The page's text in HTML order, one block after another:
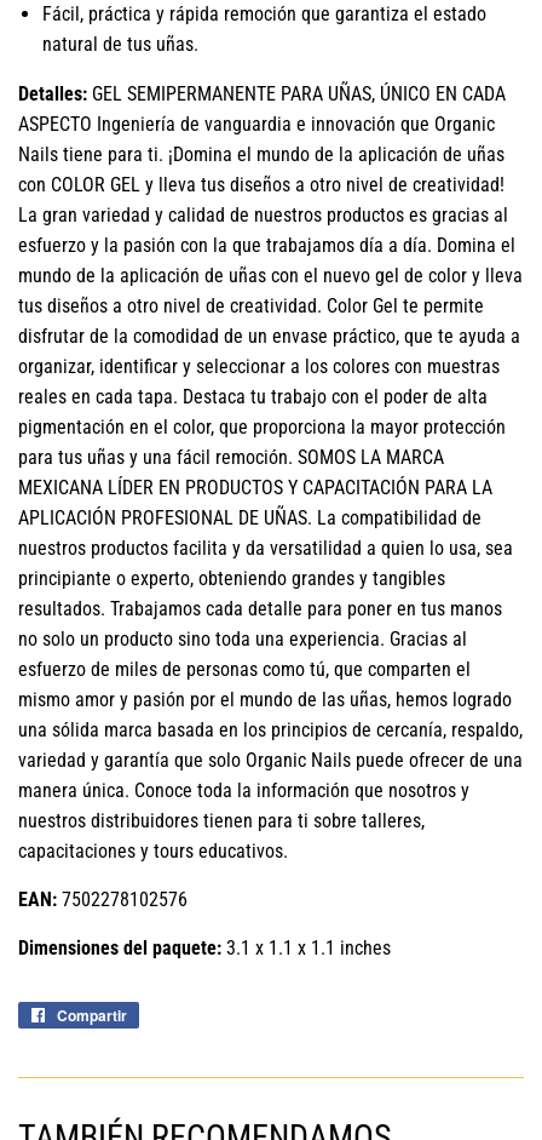
Fácil, práctica y rápida remoción que garantiza el estado
natural de tus uñas.
Detalles: GEL SEMIPERMANENTE PARA UÑAS, ÚNICO EN CADA
ASPECTO Ingeniería de vanguardia e innovación que Organic
Nails tiene para ti. ¡Domina el mundo de la aplicación de uñas
con COLOR GEL y lleva tus diseños a otro nivel de creatividad!
La gran variedad y calidad de nuestros productos es gracias al
esfuerzo y la pasión con la que trabajamos día a día. Domina el
mundo de la aplicación de uñas con el nuevo gel de color y lleva
tus diseños a otro nivel de creatividad. Color Gel te permite
disfrutar de la comodidad de un envase práctico, que te ayuda a
organizar, identificar y seleccionar a los colores con muestras
reales en cada tapa. Destaca tu trabajo con el poder de alta
pigmentación en el color, que proporciona la mayor protección
para tus uñas y una fácil remoción. SOMOS LA MARCA
MEXICANA LÍDER EN PRODUCTOS Y CAPACITACIÓN PARA LA
APLICACIÓN PROFESIONAL DE UÑAS. La compatibilidad de
nuestros productos facilita y da versatilidad a quien lo usa, sea
principiante o experto, obteniendo grandes y tangibles
resultados. Trabajamos cada detalle para poner en tus manos
no solo un producto sino toda una experiencia. Gracias al
esfuerzo de miles de personas como tú, que comparten el
mismo amor y pasión por el mundo de las uñas, hemos logrado
una sólida marca basada en los principios de cercanía, respaldo,
variedad y garantía que solo Organic Nails puede ofrecer de una
manera única. Conoce toda la información que nosotros y
nuestros distribuidores tienen para ti sobre talleres,
capacitaciones y tours educativos.
EAN: 7502278102576
Dimensiones del paquete: 3.1 x 1.1 x 1.1 inches
Compartir